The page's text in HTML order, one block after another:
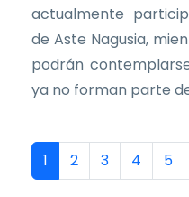
actualmente
de Aste Nagusia,
podrán
ya no forman parte
Paginación
Página actual
1 Página
2 Página
3 Página
4 5